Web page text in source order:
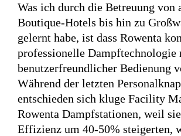
Was ich durch die Betreuung von
Boutique-Hotels bis hin zu
gelernt habe, ist dass Rowenta
professionelle Dampftechnologie
benutzerfreundlicher Bedienung
Während der letzten
entschieden sich kluge Facility
Rowenta Dampfstationen, weil
Effizienz um 40-50% steigerten,